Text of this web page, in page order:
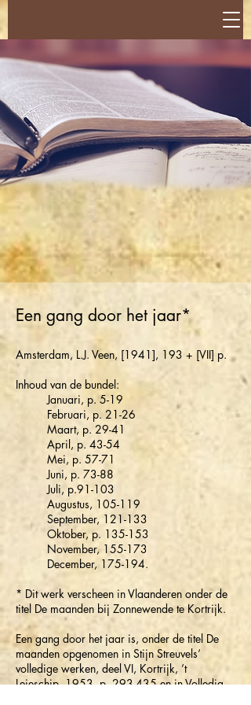
Een gang door het jaar*​
Amsterdam, L.J. Veen, [1941], 193 + [VII] p.
Inhoud van de bundel:
Januari, p. 5-19
Februari, p. 21-26
Maart, p. 29-41
April, p. 43-54
Mei, p. 57-71
Juni, p. 73-88
Juli, p.91-103
Augustus, 105-119
September, 121-133
Oktober, p. 135-153
November, 155-173
December, 175-194.
* Dit werk verscheen in Vlaanderen onder de
titel De maanden bij Zonnewende te Kortrijk.
Een gang door het jaar is, onder de titel De
maanden opgenomen in Stijn Streuvels’
volledige werken, deel VI, Kortrijk, ’t
Leieschip, 1953, p. 293-435 en in Volledig